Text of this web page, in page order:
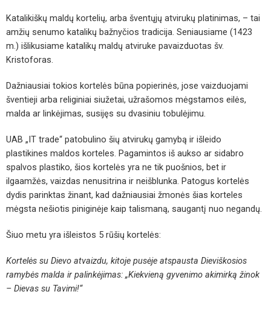
Katalikiškų maldų kortelių, arba šventųjų atvirukų platinimas, – tai
amžių senumo katalikų bažnyčios tradicija. Seniausiame (1423
m.) išlikusiame katalikų maldų atviruke pavaizduotas šv.
Kristoforas.
Dažniausiai tokios kortelės būna popierinės, jose vaizduojami
šventieji arba religiniai siužetai, užrašomos mėgstamos eilės,
malda ar linkėjimas, susijęs su dvasiniu tobulėjimu.
UAB „IT trade“ patobulino šių atvirukų gamybą ir išleido
plastikines maldos korteles. Pagamintos iš aukso ar sidabro
spalvos plastiko, šios kortelės yra ne tik puošnios, bet ir
ilgaamžės, vaizdas nenusitrina ir neišblunka. Patogus kortelės
dydis parinktas žinant, kad dažniausiai žmonės šias korteles
mėgsta nešiotis piniginėje kaip talismaną, saugantį nuo negandų.
Šiuo metu yra išleistos 5 rūšių kortelės:
Kortelės su Dievo atvaizdu, kitoje pusėje atspausta Dieviškosios
ramybės malda ir palinkėjimas: „Kiekvieną gyvenimo akimirką žinok
– Dievas su Tavimi!“